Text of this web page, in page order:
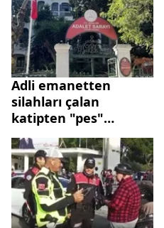
Adli emanetten
silahları çalan
katipten "pes"
dedirten ifade: İntihar
etmek için aldım